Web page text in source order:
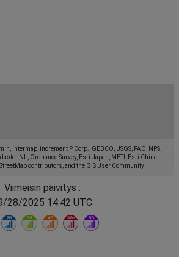
Intermap, increment P Corp., GEBCO, USGS, FAO, NPS,
NL, Ordnance Survey, Esri Japan, METI, Esri China
contributors, and the GIS User Community
Viimeisin päivitys :
28/2025 14:42 UTC